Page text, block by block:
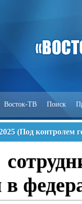
Восток-ТВ Поиск
(Под контролем
в